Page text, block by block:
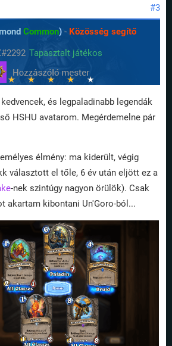
#3
Common) - Közösség segítő
Tapasztalt játékos
és legpaladinabb legendák
HSHU avatarom. Megérdemelne pár
élmény: ma kiderült, végig
választott el tőle, 6 év után eljött ez a
-nek szintúgy nagyon örülök). Csak
akartam kibontani Un'Goro-ból...